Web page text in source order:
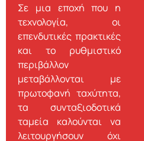
Σε μια εποχή που η
τεχνολογία, οι
επενδυτικές πρακτικές
και το ρυθμιστικό
περιβάλλον
μεταβάλλονται με
πρωτοφανή ταχύτητα,
τα συνταξιοδοτικά
ταμεία καλούνται να
λειτουργήσουν όχι